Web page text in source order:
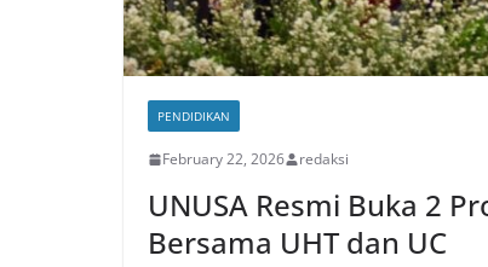
PENDIDIKAN
February 22, 2026 redaksi
UNUSA Resmi Buka 2
Bersama UHT dan UC